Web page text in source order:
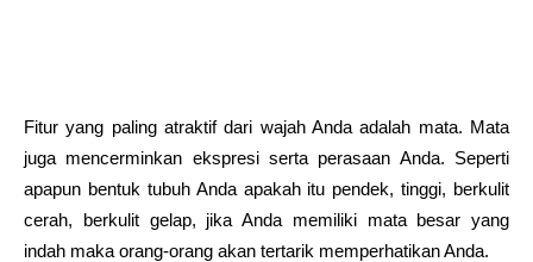
Fitur yang paling atraktif dari wajah Anda adalah mata. Mata
juga mencerminkan ekspresi serta perasaan Anda. Seperti
apapun bentuk tubuh Anda apakah itu pendek, tinggi, berkulit
cerah, berkulit gelap, jika Anda memiliki mata besar yang
indah maka orang-orang akan tertarik memperhatikan Anda.